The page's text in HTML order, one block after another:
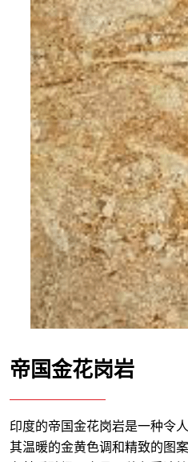
帝国金花岗岩
印度的帝国金花岗岩是一种令
其温暖的金黄色调和精致的图